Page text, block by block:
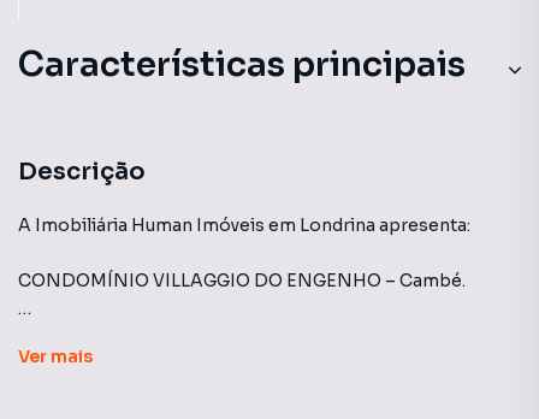
Características principais
Ar-Condicionado
Piscina
Armário Suíte
Descrição
A Imobiliária Human Imóveis em Londrina apresenta:
CONDOMÍNIO VILLAGGIO DO ENGENHO – Cambé.
equipada com móveis planejados e ar-condicionado em
Ver mais